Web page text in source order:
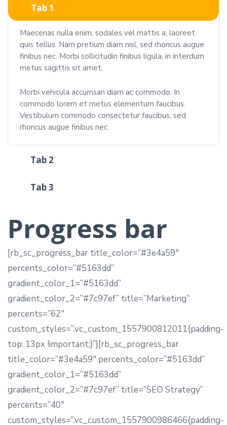
Tab 1
Maecenas nulla enim, sodales vel mattis a, laoreet
quis tellus. Nam pretium diam nisl, sed rhoncus augue
finibus nec. Morbi sollicitudin finibus ligula, in interdum
metus sagittis sit amet.
Morbi vehicula accumsan diam ac commodo. In
commodo lorem et metus elementum faucibus.
Vestibulum commodo consectetur faucibus, sed
rhoncus augue finibus nec.
Tab 2
Tab 3
Progress bar
[rb_sc_progress_bar title_color=”#3e4a59″
percents_color=”#5163dd”
gradient_color_1=”#5163dd”
gradient_color_2=”#7c97ef” title=”Marketing”
percents=”62″
custom_styles=”.vc_custom_1557900812011{padding-
top: 13px !important;}”][rb_sc_progress_bar
title_color=”#3e4a59″ percents_color=”#5163dd”
gradient_color_1=”#5163dd”
gradient_color_2=”#7c97ef” title=”SEO Strategy”
percents=”40″
custom_styles=”.vc_custom_1557900986466{padding-